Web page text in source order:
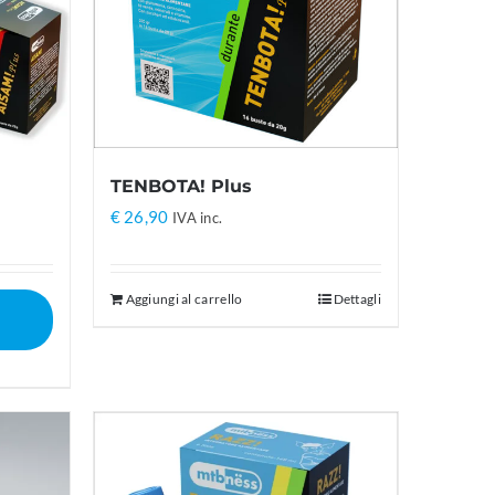
TENBOTA! Plus
€26,90 IVA inc.
Aggiungi al carrello Dettagli